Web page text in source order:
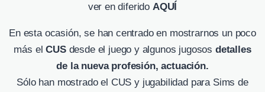
ver en diferido AQUÍ
En esta ocasión, se han centrado en mostrarnos un poco
más el CUSdesde el juego y algunos jugosos detalles
de la nueva profesión, actuación.
Sólo han mostrado el CUS y jugabilidad para Sims de